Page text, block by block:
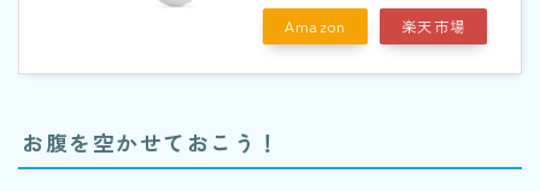
Amazon 楽天市場
お腹を空かせておこう！